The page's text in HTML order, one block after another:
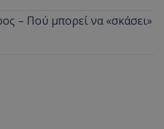
– Πού μπορεί να «σκάσει»